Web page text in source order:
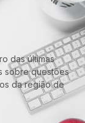
das últimas
sobre questões
da região de